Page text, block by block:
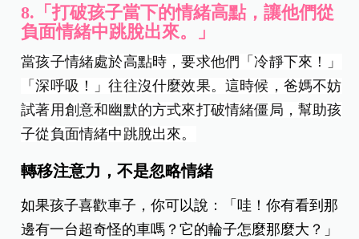
8.「打破孩子當下的情緒高點，讓他們從
負面情緒中跳脫出來。」
當孩子情緒處於高點時，要求他們「冷靜下來！」
「深呼吸！」往往沒什麼效果。這時候，爸媽不妨
試著用創意和幽默的方式來打破情緒僵局，幫助孩
子從負面情緒中跳脫出來。
轉移注意力，不是忽略情緒
如果孩子喜歡車子，你可以說：「哇！你有看到那
邊有一台超奇怪的車嗎？它的輪子怎麼那麼大？」